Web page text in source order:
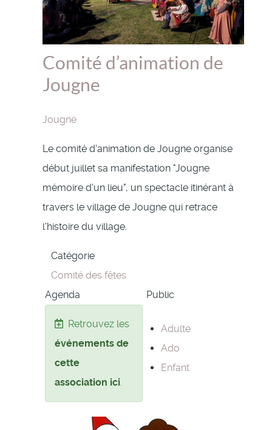
Comité d’animation de
Jougne
Jougne
Le comité d'animation de Jougne organise
début juillet sa manifestation "Jougne
mémoire d'un lieu", un spectacle itinérant à
travers le village de Jougne qui retrace
l'histoire du village.
Catégorie
Comité des fêtes
Agenda
Retrouvez les
événements de
cette
association ici
Public
Adulte
Ado
Enfant